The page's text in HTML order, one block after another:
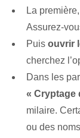
La première,
Assurez-
Puis ouvrir
cherchez
Dans les
« Cryptage
milaire.
ou des